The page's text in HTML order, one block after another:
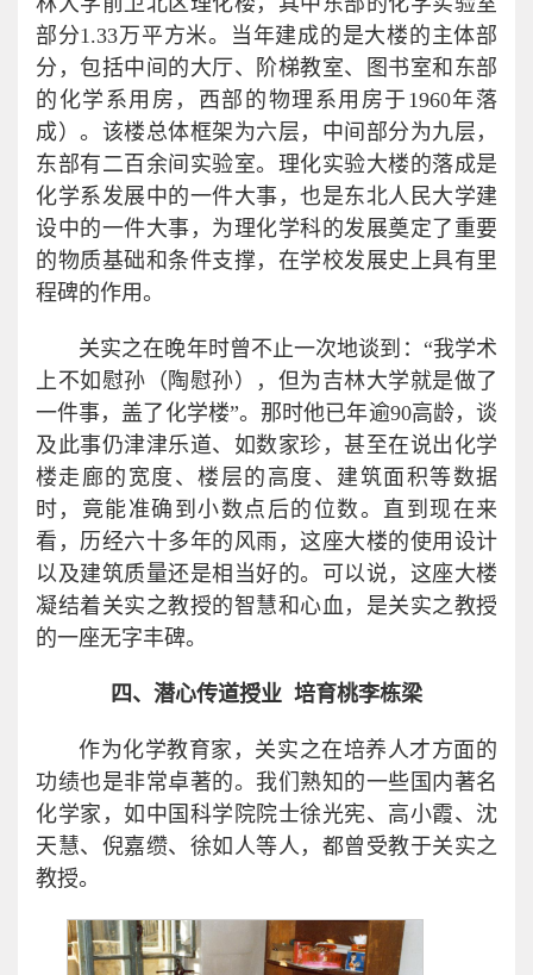
部分1.33万平方米。当年建成的是大楼的主体部
分，包括中间的大厅、阶梯教室、图书室和东部
的化学系用房，西部的物理系用房于1960年落
成）。该楼总体框架为六层，中间部分为九层，
东部有二百余间实验室。理化实验大楼的落成是
化学系发展中的一件大事，也是东北人民大学建
设中的一件大事，为理化学科的发展奠定了重要
的物质基础和条件支撑，在学校发展史上具有里
程碑的作用。
关实之在晚年时曾不止一次地谈到：“我学术
上不如慰孙（陶慰孙），但为吉林大学就是做了
一件事，盖了化学楼”。那时他已年逾90高龄，谈
及此事仍津津乐道、如数家珍，甚至在说出化学
楼走廊的宽度、楼层的高度、建筑面积等数据
时，竟能准确到小数点后的位数。直到现在来
看，历经六十多年的风雨，这座大楼的使用设计
以及建筑质量还是相当好的。可以说，这座大楼
凝结着关实之教授的智慧和心血，是关实之教授
的一座无字丰碑。
四、潜心传道授业 培育桃李栋梁
作为化学教育家，关实之在培养人才方面的
功绩也是非常卓著的。我们熟知的一些国内著名
化学家，如中国科学院院士徐光宪、高小霞、沈
天慧、倪嘉缵、徐如人等人，都曾受教于关实之
教授。